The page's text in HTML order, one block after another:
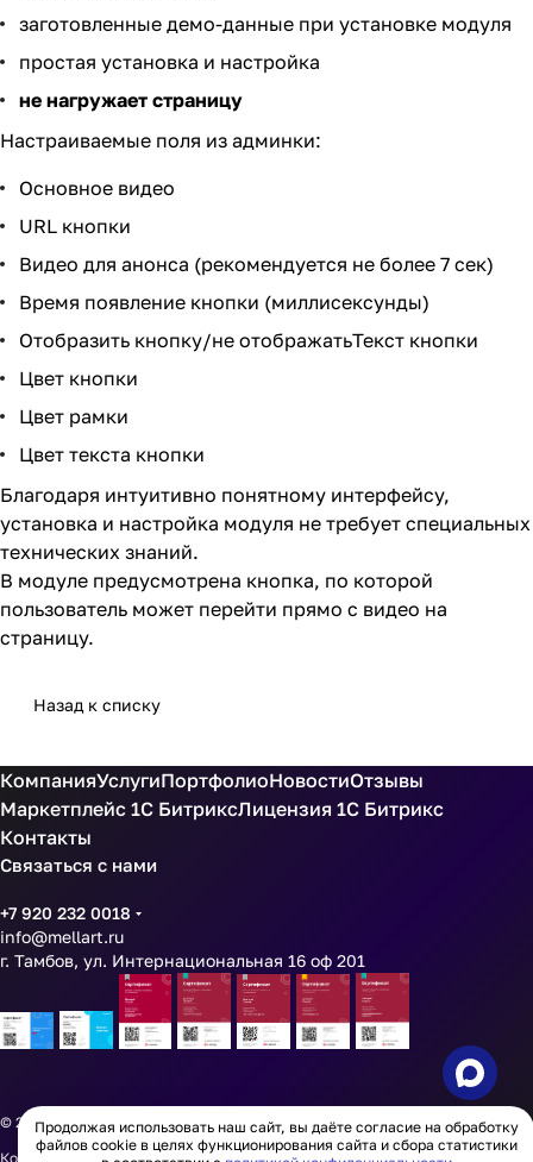
заготовленные демо-данные при установке модуля
простая установка и настройка
не нагружает страницу
Настраиваемые поля из админки:
Основное видео
URL кнопки
Видео для анонса (рекомендуется не более 7 сек)
Время появление кнопки (миллисексунды)
Отобразить кнопку/не отображатьТекст кнопки
Цвет кнопки
Цвет рамки
Цвет текста кнопки
Благодаря интуитивно понятному интерфейсу,
установка и настройка модуля не требует специальных
технических знаний.
В модуле предусмотрена кнопка, по которой
пользователь может перейти прямо с видео на
страницу.
Назад к списку
КомпанияУслугиПортфолиоНовостиОтзывы
Маркетплейс 1С БитриксЛицензия 1С Битрикс
Контакты
Связаться с нами
+7 920 232 0018
info@mellart.ru
г. Тамбов, ул. Интернациональная 16 оф 201
© 2026ООО МИЛАРТ ИНН 6800015913 ОГРН 1256800002997
Конфиденциальность
Продолжая использовать наш сайт, вы даёте согласие на обработку
файлов cookie в целях функционирования сайта и сбора статистики